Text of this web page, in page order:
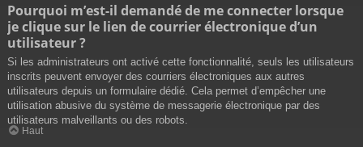
Pourquoi m’est-il demandé de me connecter lorsque
je clique sur le lien de courrier électronique d’un
utilisateur ?
Si les administrateurs ont activé cette fonctionnalité, seuls les utilisateurs
inscrits peuvent envoyer des courriers électroniques aux autres
utilisateurs depuis un formulaire dédié. Cela permet d’empêcher une
utilisation abusive du système de messagerie électronique par des
utilisateurs malveillants ou des robots.
Haut